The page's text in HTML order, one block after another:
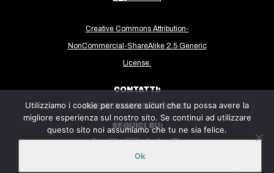
Creative Commons Attribution-
NonCommercial-ShareAlike 2.5 Generic
License.
CONTATTI:
milanoinmovimento@gmail.com
SEGUICI SU:
Utilizziamo i cookie per essere sicuri che tu possa avere la
migliore esperienza sul nostro sito. Se continui ad utilizzare
questo sito noi assumiamo che tu ne sia felice.
Ok